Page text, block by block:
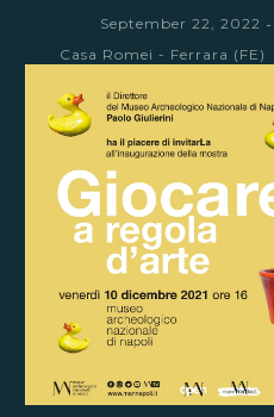
September 22, 2022 -
Casa Romei - Ferrara (FE)